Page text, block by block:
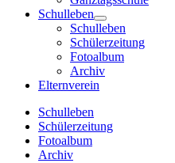
Schulleben
Schulleben
Schülerzeitung
Fotoalbum
Archiv
Elternverein
Schulleben
Schülerzeitung
Fotoalbum
Archiv